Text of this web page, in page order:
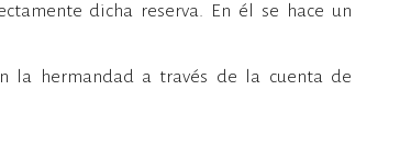
dicha reserva. En él se hace un
la hermandad a través de la cuenta de